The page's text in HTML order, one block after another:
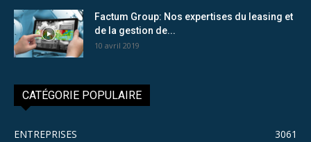
Factum Group: Nos expertises du leasing et
de la gestion de...
10 avril 2019
CATÉGORIE POPULAIRE
ENTREPRISES
3061